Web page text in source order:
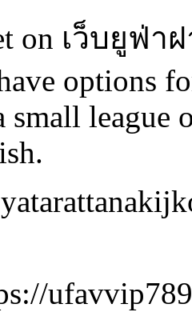
on เว็บยูฟ่
options
small league